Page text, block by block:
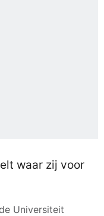
waar zij voor
Universiteit